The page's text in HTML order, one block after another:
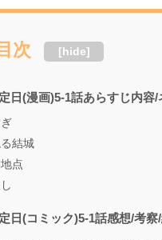
目次 [hide]
日(漫画)5-1話あらすじ内容/
結城
点
日(コミック)5-1話感想/考察